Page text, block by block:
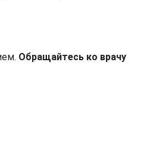
Обращайтесь ко врачу